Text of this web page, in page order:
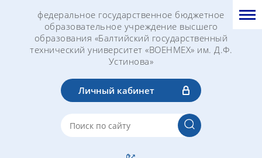
федеральное государственное бюджетное
образовательное учреждение высшего
образования «Балтийский государственный
технический университет «ВОЕНМЕХ» им. Д.Ф.
Устинова»
Личный кабинет